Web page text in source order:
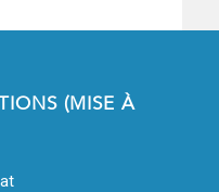
(MISE À